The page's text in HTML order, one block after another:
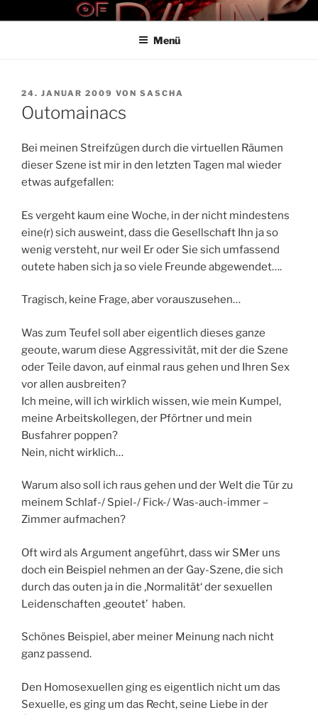
InhaltTHE ART OF PAIN
Der Blog für BDSM und Kinky Lifestyle
Menü
VERÖFFENTLICHT
AM
24. JANUAR 2009 VON SASCHA
Outomainacs
Bei meinen Streifzügen durch die virtuellen Räumen
dieser Szene ist mir in den letzten Tagen mal wieder
etwas aufgefallen:
Es vergeht kaum eine Woche, in der nicht mindestens
eine(r) sich ausweint, dass die Gesellschaft Ihn ja so
wenig versteht, nur weil Er oder Sie sich umfassend
outete haben sich ja so viele Freunde abgewendet….
Tragisch, keine Frage, aber vorauszusehen…
Was zum Teufel soll aber eigentlich dieses ganze
geoute, warum diese Aggressivität, mit der die Szene
oder Teile davon, auf einmal raus gehen und Ihren Sex
vor allen ausbreiten?
Ich meine, will ich wirklich wissen, wie mein Kumpel,
meine Arbeitskollegen, der Pförtner und mein
Busfahrer poppen?
Nein, nicht wirklich…
Warum also soll ich raus gehen und der Welt die Tür zu
meinem Schlaf-/ Spiel-/ Fick-/ Was-auch-immer –
Zimmer aufmachen?
Oft wird als Argument angeführt, dass wir SMer uns
doch ein Beispiel nehmen an der Gay-Szene, die sich
durch das outen ja in die ‚Normalität‘ der sexuellen
Leidenschaften ‚geoutet’ haben.
Schönes Beispiel, aber meiner Meinung nach nicht
ganz passend.
Den Homosexuellen ging es eigentlich nicht um das
Sexuelle, es ging um das Recht, seine Liebe in der